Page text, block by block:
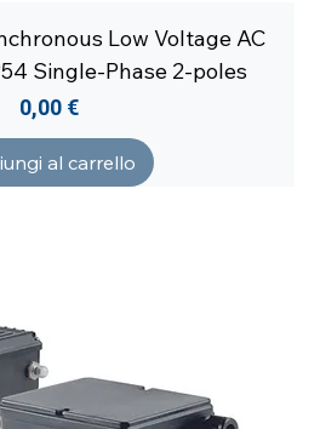
Low Voltage AC
Single-Phase 2-poles
Prezzo
0,00 €
al carrello